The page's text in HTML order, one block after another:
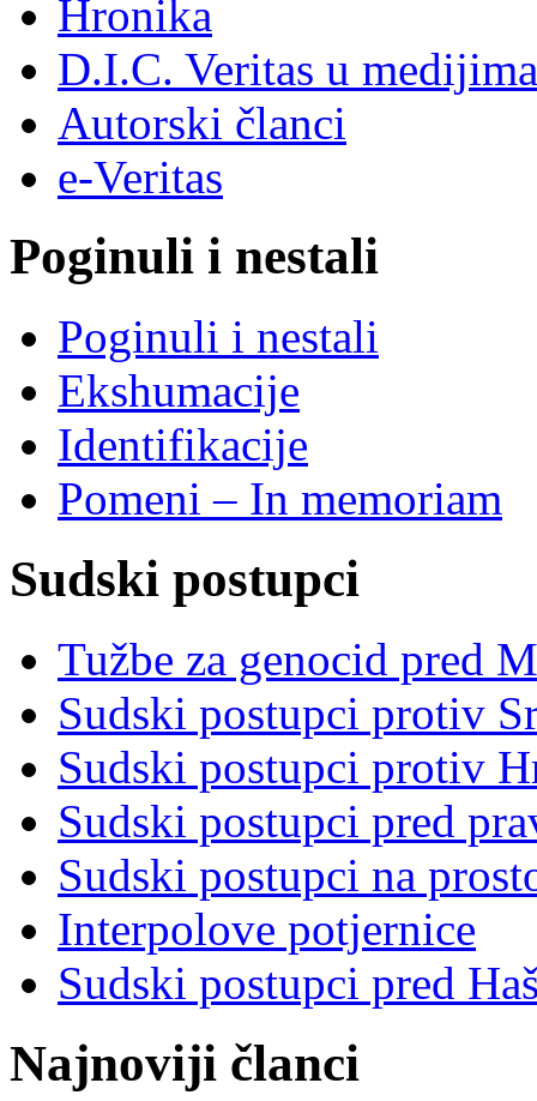
Hronika
D.I.C. Veritas u medijima
Autorski članci
e-Veritas
Poginuli i nestali
Poginuli i nestali
Ekshumacije
Identifikacije
Pomeni – In memoriam
Sudski postupci
Tužbe za genocid pred
Sudski postupci protiv
Sudski postupci protiv
Sudski postupci pred
Sudski postupci na
Interpolove potjernice
Sudski postupci pred
Najnoviji članci